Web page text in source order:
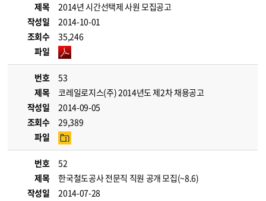
제목
2014년 시간선택제 사원 모집공고
작성일
2014-10-01
조회수
35,246
파일
번호
53
제목
코레일로지스(주) 2014년도 제2차 채용공고
작성일
2014-09-05
조회수
29,389
파일
번호
52
제목
한국철도공사 전문직 직원 공개 모집(~8.6)
작성일
2014-07-28